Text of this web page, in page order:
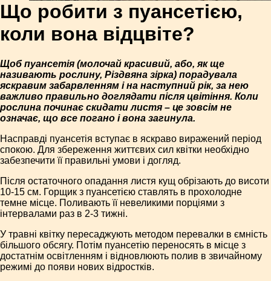
Що робити з пуансетією,
коли вона відцвіте?
Щоб пуансетія (молочай красивий, або, як ще
називають рослину, Різдвяна зірка) порадувала
яскравим забарвленням і на наступний рік, за нею
важливо правильно доглядати після цвітіння. Коли
рослина починає скидати листя – це зовсім не
означає, що все погано і вона загинула.
Насправді пуансетія вступає в яскраво виражений період
спокою. Для збереження життєвих сил квітки необхідно
забезпечити її правильні умови і догляд.
Після остаточного опадання листя кущ обрізають до висоти
10-15 см. Горщик з пуансетією ставлять в прохолодне
темне місце. Поливають її невеликими порціями з
інтервалами раз в 2-3 тижні.
У травні квітку пересаджують методом перевалки в ємність
більшого обсягу. Потім пуансетію переносять в місце з
достатнім освітленням і відновлюють полив в звичайному
режимі до появи нових відростків.